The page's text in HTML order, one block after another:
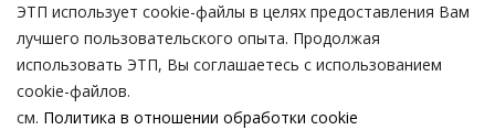
Все для инвестора
Контакты
Возникли вопросы?
ЭТП использует cookie-файлы в целях предоставления Вам
лучшего пользовательского опыта. Продолжая
использовать ЭТП, Вы соглашаетесь с использованием
cookie-файлов.
см. Политика в отношении обработки cookie